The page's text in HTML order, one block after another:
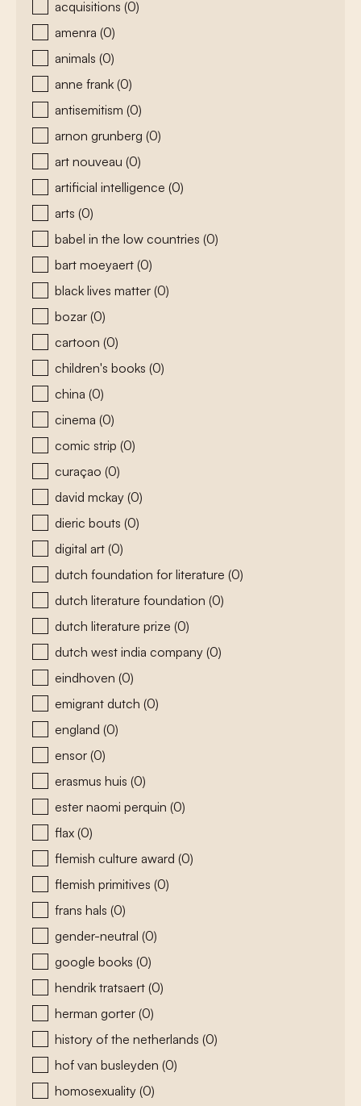
acquisitions (0)
amenra (0)
animals (0)
anne frank (0)
antisemitism (0)
arnon grunberg (0)
art nouveau (0)
artificial intelligence (0)
arts (0)
babel in the low countries (0)
bart moeyaert (0)
black lives matter (0)
bozar (0)
cartoon (0)
children's books (0)
china (0)
cinema (0)
comic strip (0)
curaçao (0)
david mckay (0)
dieric bouts (0)
digital art (0)
dutch foundation for literature (0)
dutch literature foundation (0)
dutch literature prize (0)
dutch west india company (0)
eindhoven (0)
emigrant dutch (0)
england (0)
ensor (0)
erasmus huis (0)
ester naomi perquin (0)
flax (0)
flemish culture award (0)
flemish primitives (0)
frans hals (0)
gender-neutral (0)
google books (0)
hendrik tratsaert (0)
herman gorter (0)
history of the netherlands (0)
hof van busleyden (0)
homosexuality (0)